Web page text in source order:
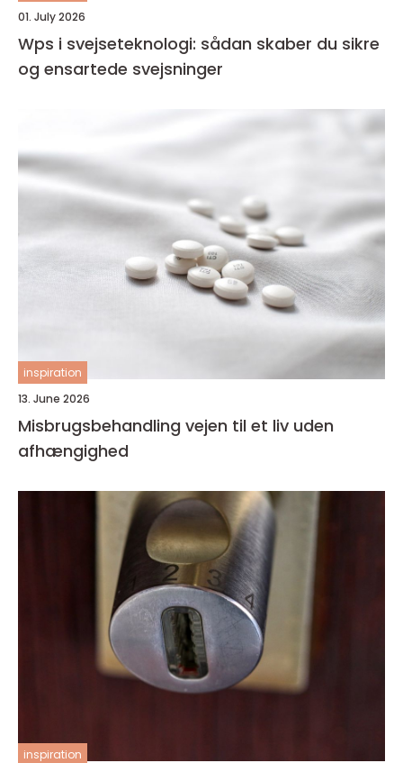
01. July 2026
Wps i svejseteknologi: sådan skaber du sikre
og ensartede svejsninger
inspiration
13. June 2026
Misbrugsbehandling vejen til et liv uden
afhængighed
inspiration